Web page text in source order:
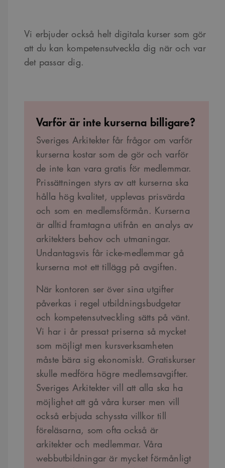
Vi erbjuder också helt digitala kurser som gör
att du kan kompetensutveckla dig när och var
det passar dig.
Varför är inte kurserna billigare?
Sveriges Arkitekter får frågor om varför
kurserna kostar som de gör och varför
de inte kan vara gratis för medlemmar.
Prissättningen styrs av att kurserna ska
hålla hög kvalitet, upplevas prisvärda
och som en medlemsförmån. Kurserna
är alltid framtagna utifrån en analys av
arkitekters behov och utmaningar.
Undantagsvis får icke-medlemmar gå
kurserna mot ett tillägg på avgiften.
När kontoren ser över sina utgifter
påverkas i regel utbildningsbudgetar
och kompetensutveckling sätts på vänt.
Vi har i år pressat priserna så mycket
som möjligt men kursverksamheten
måste bära sig ekonomiskt. Gratiskurser
skulle medföra högre medlemsavgifter.
Sveriges Arkitekter vill att alla ska ha
möjlighet att gå våra kurser men vill
också erbjuda schyssta villkor till
föreläsarna, som ofta också är
arkitekter och medlemmar. Våra
webbutbildningar är mycket förmånligt